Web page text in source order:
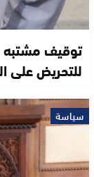
توقيف مشتبه
للتحريض على
سياسة